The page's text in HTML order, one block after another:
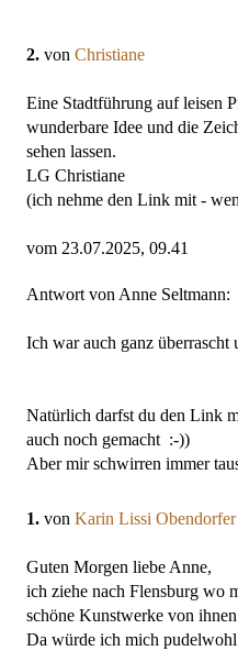
2. von Christiane
Eine Stadtführung auf leisen
wunderbare Idee und die
sehen lassen.
LG Christiane
(ich nehme den Link mit -
vom 23.07.2025, 09.41
Antwort von Anne Seltmann:
Ich war auch ganz überrascht
Natürlich darfst du den Link
auch noch gemacht :-))
Aber mir schwirren immer
1. von Karin Lissi Obendorfer
Guten Morgen liebe Anne,
ich ziehe nach Flensburg wo
schöne Kunstwerke von
Da würde ich mich